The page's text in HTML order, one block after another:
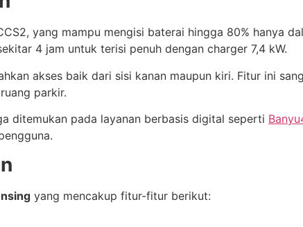
yang mampu mengisi baterai hingga 80% hanya
4 jam untuk terisi penuh dengan charger 7,4 kW.
akses baik dari sisi kanan maupun kiri. Fitur ini
parkir.
ditemukan pada layanan berbasis digital seperti
yang mencakup fitur-fitur berikut: